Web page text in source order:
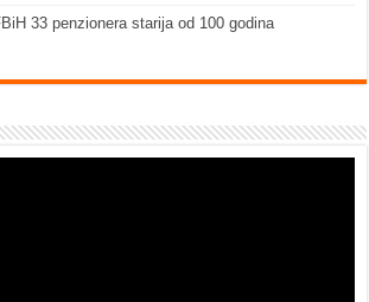
33 penzionera starija od 100 godina